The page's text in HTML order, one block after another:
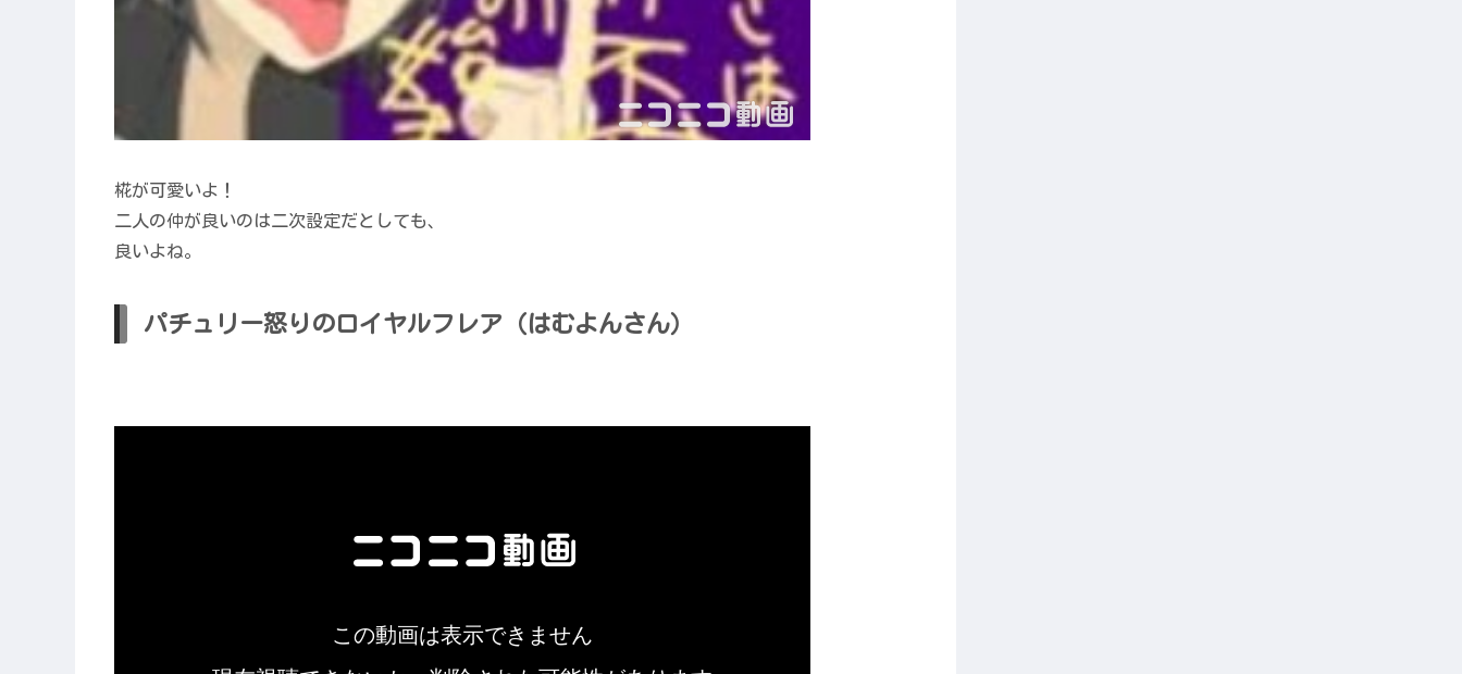
椛が可愛いよ！
二人の仲が良いのは二次設定だとしても、
良いよね。
パチュリー怒りのロイヤルフレア（はむよんさん）